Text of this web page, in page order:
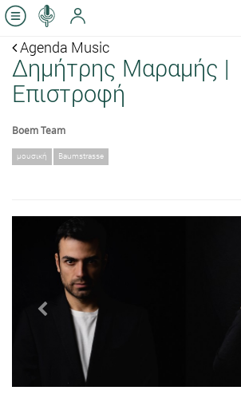
Agenda Music
Δημήτρης Μαραμής |
Επιστροφή
Boem Team
μουσική Baumstrasse
Previous